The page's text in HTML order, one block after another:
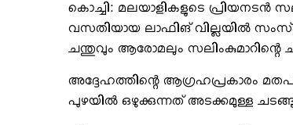
കൊച്ചി: മലയാളികളുടെ പ്രിയനടന്‍
വസതിയായ ലാഫിങ് വില്ലയില്‍
ചന്തുവും ആരോമലും സലിംകുമാറിന്റെ
അദ്ദേഹത്തിന്റെ ആഗ്രഹപ്രകാരം
പുഴയില്‍ ഒഴുക്കുന്നത് അടക്കമുള്ള